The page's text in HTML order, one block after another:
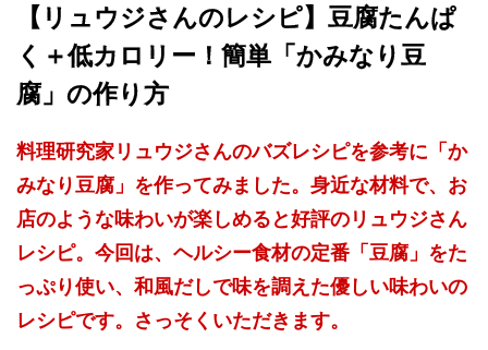
【リュウジさんのレシピ】豆腐たんぱ
く＋低カロリー！簡単「かみなり豆
腐」の作り方
料理研究家リュウジさんのバズレシピを参考に「か
みなり豆腐」を作ってみました。身近な材料で、お
店のような味わいが楽しめると好評のリュウジさん
レシピ。今回は、ヘルシー食材の定番「豆腐」をた
っぷり使い、和風だしで味を調えた優しい味わいの
レシピです。さっそくいただきます。